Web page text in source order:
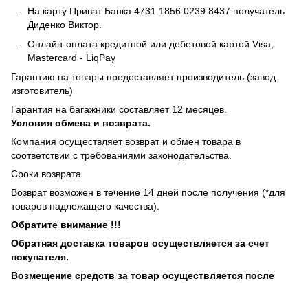
На карту Приват Банка 4731 1856 0239 8437 получатель
Диденко Виктор.
Онлайн-оплата кредитной или дебетовой картой Visa,
Mastercard - LiqPay
Гарантию на товары предоставляет производитель (завод
изготовитель)
Гарантия на багажники составляет 12 месяцев.
Условия обмена и возврата.
Компания осуществляет возврат и обмен товара в
соответствии с требованиями законодательства.
Сроки возврата
Возврат возможен в течение 14 дней после получения (*для
товаров надлежащего качества).
Обратите внимание !!!
Обратная доставка товаров осуществляется за счет
покупателя.
Возмещение средств за товар осуществляется после